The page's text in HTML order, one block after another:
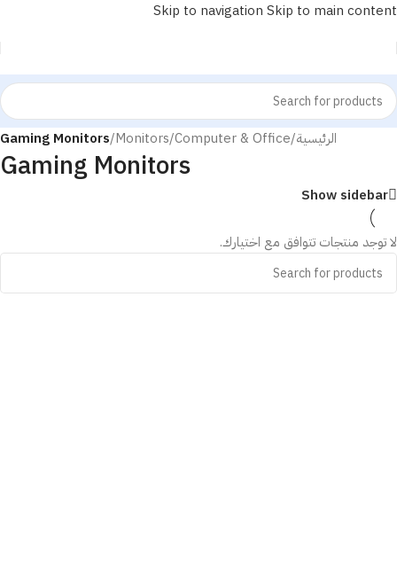
Skip to navigation Skip to main content
الرئيسية/
Computer & Office
/
Monitors
/
Gaming Monitors
Gaming Monitors
Show sidebar
لا توجد منتجات تتوافق مع اختيارك.